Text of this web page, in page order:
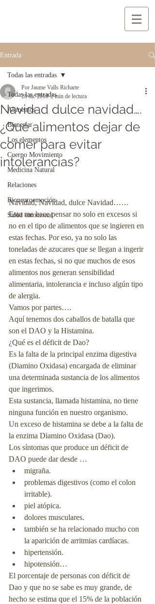
Entrada
Todas las entradas
Alimentos
Bienestar
Los elementos
Cuerpo Movimiento
Medicina Natural
Relaciones
Bioneuroemoción
Salud emocional
Todas las entradas
Navidad dulce navidad….
¿Qué alimentos dejar de
comer para evitar
intolerancias?
Por Jaume Valls Richarte
28 dic 2018 2 min de lectura
Navidad, Navidad, dulce Navidad……
Esto me hace pensar no solo en excesos si
no en el tipo de alimentos que se ingieren en
estas fechas. Por eso, ya no solo las
toneladas de azucares que se llegan a ingerir
en estas fechas, si no que muchos de esos
alimentos nos generan sensibilidad
alimentaria, intolerancia e incluso algún tipo
de alergia.
Vamos por partes….
Aquí tenemos dos caballos de batalla que
son el DAO y la Histamina.
¿Qué es el déficit de Dao?
Es la falta de la principal enzima digestiva
(Diamino Oxidasa) encargada de eliminar
una determinada sustancia de los alimentos
que ingerimos.
Esta sustancia, llamada histamina, no tiene
ninguna función en nuestro organismo.
Un exceso de histamina se debe a la falta de
la enzima Diamino Oxidasa (Dao).
Los síntomas que produce un déficit de
DAO puede dar desde …
migraña.
problemas digestivos (como el colon
irritable).
piel atópica.
dolores musculares.
también se ha relacionado mucho con
la aparición de arritmias cardíacas.
hipertensión.
hipotensión…
El porcentaje de personas con déficit de
Dao y que no se sabe es muy grande, de
hecho se estima que el 15% de la población